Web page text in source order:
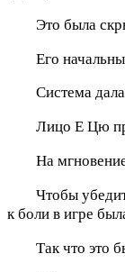
Это была
Его
Система
Лицо Е Цю
На
Чтобы
к боли в игре
Так что это